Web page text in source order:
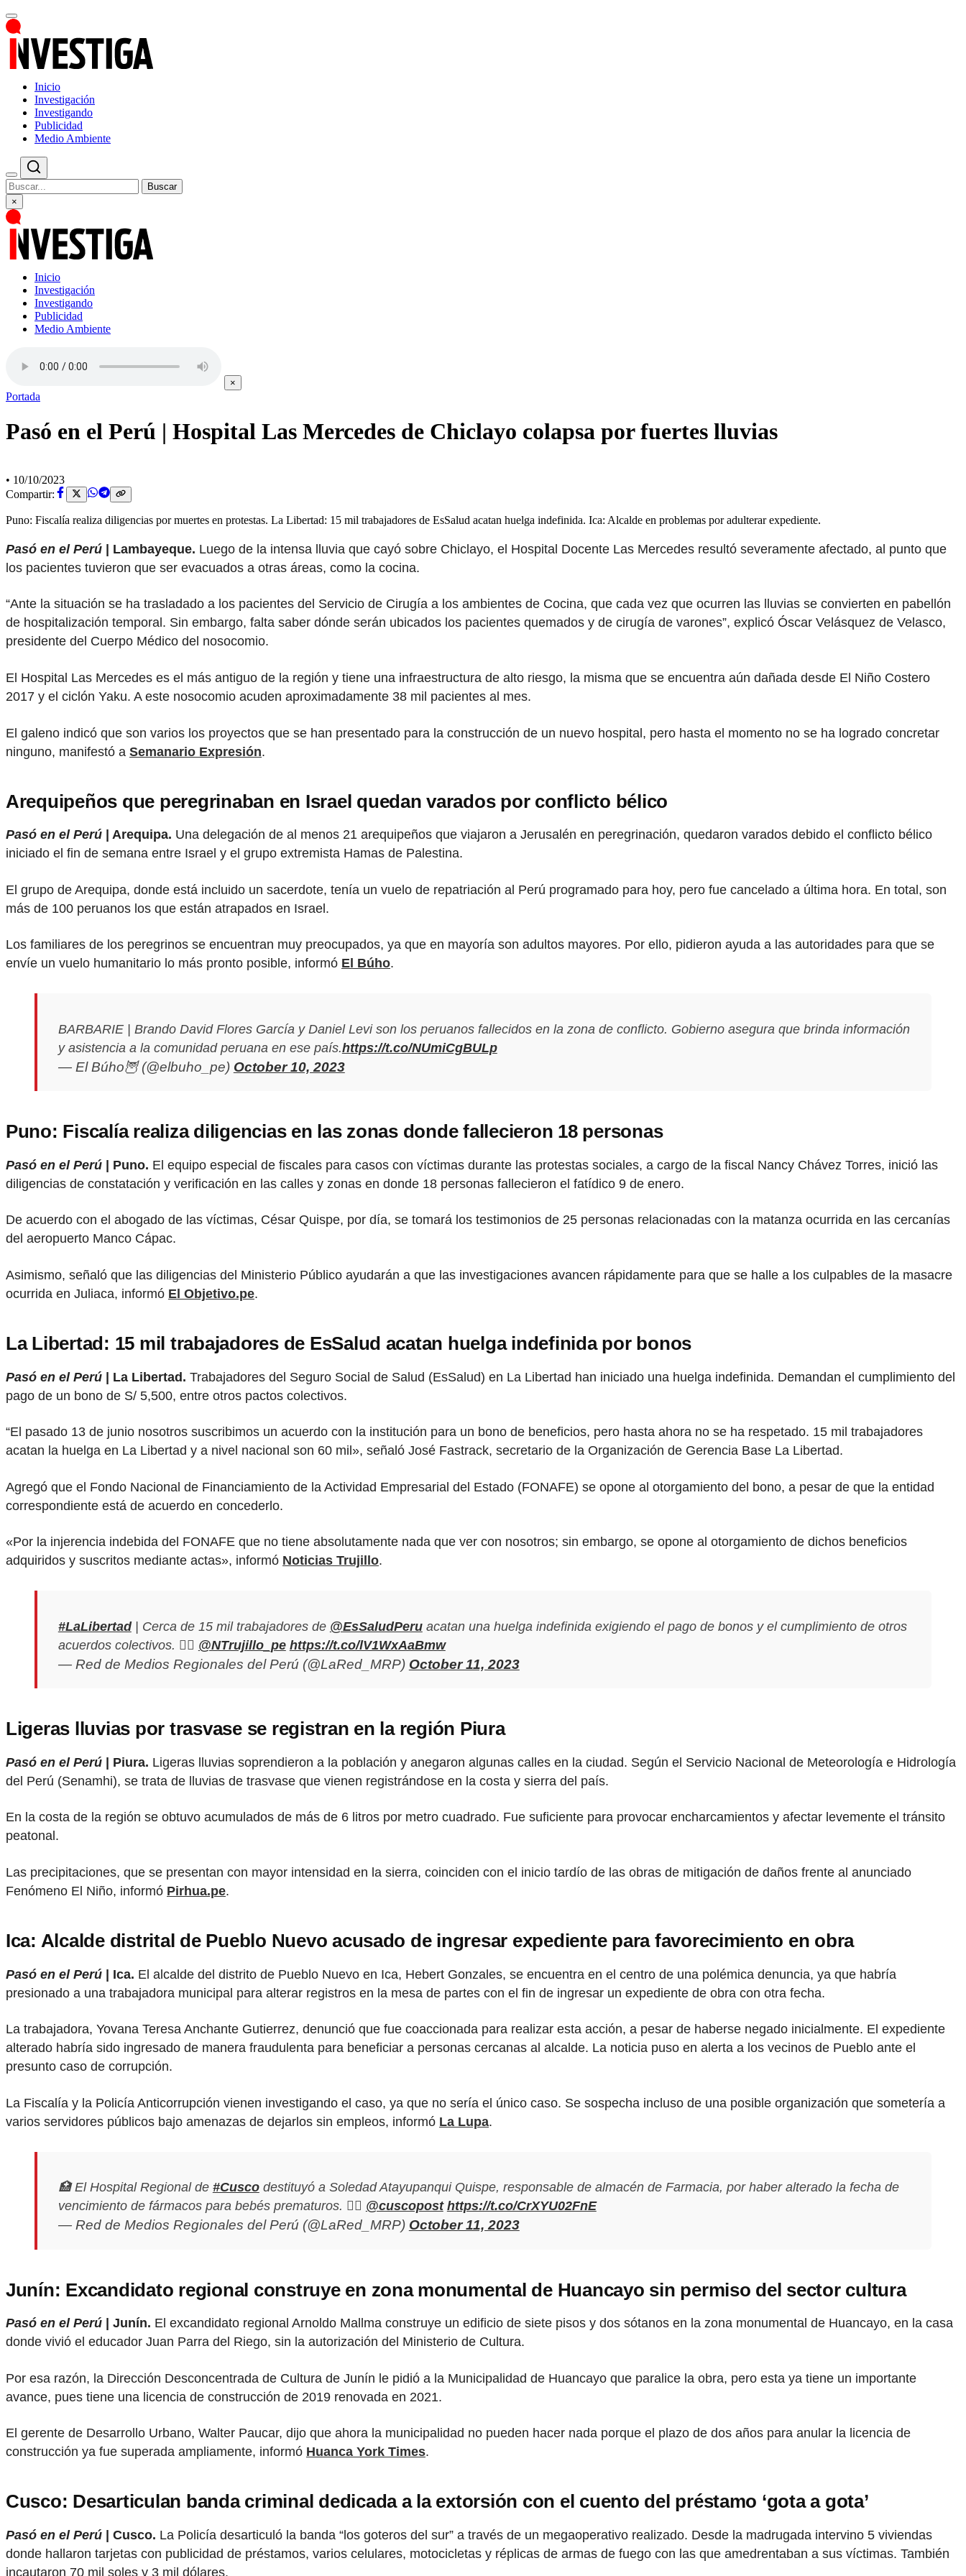
Inicio
Investigación
Investigando
Publicidad
Medio Ambiente
Buscar
×
Inicio
Investigación
Investigando
Publicidad
Medio Ambiente
×
Portada
Pasó en el Perú | Hospital Las Mercedes de Chiclayo colapsa por fuertes lluvias
• 10/10/2023
Compartir:
Puno: Fiscalía realiza diligencias por muertes en protestas. La Libertad: 15 mil trabajadores de EsSalud acatan huelga indefinida. Ica: Alcalde en problemas por adulterar expediente.
Pasó en el Perú | Lambayeque. Luego de la intensa lluvia que cayó sobre Chiclayo, el Hospital Docente Las Mercedes resultó severamente afectado, al punto que
los pacientes tuvieron que ser evacuados a otras áreas, como la cocina.
“Ante la situación se ha trasladado a los pacientes del Servicio de Cirugía a los ambientes de Cocina, que cada vez que ocurren las lluvias se convierten en pabellón
de hospitalización temporal. Sin embargo, falta saber dónde serán ubicados los pacientes quemados y de cirugía de varones”, explicó Óscar Velásquez de Velasco,
presidente del Cuerpo Médico del nosocomio.
El Hospital Las Mercedes es el más antiguo de la región y tiene una infraestructura de alto riesgo, la misma que se encuentra aún dañada desde El Niño Costero
2017 y el ciclón Yaku. A este nosocomio acuden aproximadamente 38 mil pacientes al mes.
El galeno indicó que son varios los proyectos que se han presentado para la construcción de un nuevo hospital, pero hasta el momento no se ha logrado concretar
ninguno, manifestó a Semanario Expresión.
Arequipeños que peregrinaban en Israel quedan varados por conflicto bélico
Pasó en el Perú | Arequipa. Una delegación de al menos 21 arequipeños que viajaron a Jerusalén en peregrinación, quedaron varados debido el conflicto bélico
iniciado el fin de semana entre Israel y el grupo extremista Hamas de Palestina.
El grupo de Arequipa, donde está incluido un sacerdote, tenía un vuelo de repatriación al Perú programado para hoy, pero fue cancelado a última hora. En total, son
más de 100 peruanos los que están atrapados en Israel.
Los familiares de los peregrinos se encuentran muy preocupados, ya que en mayoría son adultos mayores. Por ello, pidieron ayuda a las autoridades para que se
envíe un vuelo humanitario lo más pronto posible, informó El Búho.
BARBARIE | Brando David Flores García y Daniel Levi son los peruanos fallecidos en la zona de conflicto. Gobierno asegura que brinda información
y asistencia a la comunidad peruana en ese país.https://t.co/NUmiCgBULp
— El Búho🦉 (@elbuho_pe) October 10, 2023
Puno: Fiscalía realiza diligencias en las zonas donde fallecieron 18 personas
Pasó en el Perú | Puno. El equipo especial de fiscales para casos con víctimas durante las protestas sociales, a cargo de la fiscal Nancy Chávez Torres, inició las
diligencias de constatación y verificación en las calles y zonas en donde 18 personas fallecieron el fatídico 9 de enero.
De acuerdo con el abogado de las víctimas, César Quispe, por día, se tomará los testimonios de 25 personas relacionadas con la matanza ocurrida en las cercanías
del aeropuerto Manco Cápac.
Asimismo, señaló que las diligencias del Ministerio Público ayudarán a que las investigaciones avancen rápidamente para que se halle a los culpables de la masacre
ocurrida en Juliaca, informó El Objetivo.pe.
La Libertad: 15 mil trabajadores de EsSalud acatan huelga indefinida por bonos
Pasó en el Perú | La Libertad. Trabajadores del Seguro Social de Salud (EsSalud) en La Libertad han iniciado una huelga indefinida. Demandan el cumplimiento del
pago de un bono de S/ 5,500, entre otros pactos colectivos.
“El pasado 13 de junio nosotros suscribimos un acuerdo con la institución para un bono de beneficios, pero hasta ahora no se ha respetado. 15 mil trabajadores
acatan la huelga en La Libertad y a nivel nacional son 60 mil», señaló José Fastrack, secretario de la Organización de Gerencia Base La Libertad.
Agregó que el Fondo Nacional de Financiamiento de la Actividad Empresarial del Estado (FONAFE) se opone al otorgamiento del bono, a pesar de que la entidad
correspondiente está de acuerdo en concederlo.
«Por la injerencia indebida del FONAFE que no tiene absolutamente nada que ver con nosotros; sin embargo, se opone al otorgamiento de dichos beneficios
adquiridos y suscritos mediante actas», informó Noticias Trujillo.
#LaLibertad| Cerca de 15 mil trabajadores de @EsSaludPeruacatan una huelga indefinida exigiendo el pago de bonos y el cumplimiento de otros
acuerdos colectivos. ✍🏼 @NTrujillo_pe https://t.co/lV1WxAaBmw
— Red de Medios Regionales del Perú (@LaRed_MRP) October 11, 2023
Ligeras lluvias por trasvase se registran en la región Piura
Pasó en el Perú | Piura. Ligeras lluvias soprendieron a la población y anegaron algunas calles en la ciudad. Según el Servicio Nacional de Meteorología e Hidrología
del Perú (Senamhi), se trata de lluvias de trasvase que vienen registrándose en la costa y sierra del país.
En la costa de la región se obtuvo acumulados de más de 6 litros por metro cuadrado. Fue suficiente para provocar encharcamientos y afectar levemente el tránsito
peatonal.
Las precipitaciones, que se presentan con mayor intensidad en la sierra, coinciden con el inicio tardío de las obras de mitigación de daños frente al anunciado
Fenómeno El Niño, informó Pirhua.pe.
Ica: Alcalde distrital de Pueblo Nuevo acusado de ingresar expediente para favorecimiento en obra
Pasó en el Perú | Ica. El alcalde del distrito de Pueblo Nuevo en Ica, Hebert Gonzales, se encuentra en el centro de una polémica denuncia, ya que habría
presionado a una trabajadora municipal para alterar registros en la mesa de partes con el fin de ingresar un expediente de obra con otra fecha.
La trabajadora, Yovana Teresa Anchante Gutierrez, denunció que fue coaccionada para realizar esta acción, a pesar de haberse negado inicialmente. El expediente
alterado habría sido ingresado de manera fraudulenta para beneficiar a personas cercanas al alcalde. La noticia puso en alerta a los vecinos de Pueblo ante el
presunto caso de corrupción.
La Fiscalía y la Policía Anticorrupción vienen investigando el caso, ya que no sería el único caso. Se sospecha incluso de una posible organización que sometería a
varios servidores públicos bajo amenazas de dejarlos sin empleos, informó La Lupa.
🏥 El Hospital Regional de #Cuscodestituyó a Soledad Atayupanqui Quispe, responsable de almacén de Farmacia, por haber alterado la fecha de
vencimiento de fármacos para bebés prematuros. ✍🏼 @cuscopost https://t.co/CrXYU02FnE
— Red de Medios Regionales del Perú (@LaRed_MRP) October 11, 2023
Junín: Excandidato regional construye en zona monumental de Huancayo sin permiso del sector cultura
Pasó en el Perú | Junín. El excandidato regional Arnoldo Mallma construye un edificio de siete pisos y dos sótanos en la zona monumental de Huancayo, en la casa
donde vivió el educador Juan Parra del Riego, sin la autorización del Ministerio de Cultura.
Por esa razón, la Dirección Desconcentrada de Cultura de Junín le pidió a la Municipalidad de Huancayo que paralice la obra, pero esta ya tiene un importante
avance, pues tiene una licencia de construcción de 2019 renovada en 2021.
El gerente de Desarrollo Urbano, Walter Paucar, dijo que ahora la municipalidad no pueden hacer nada porque el plazo de dos años para anular la licencia de
construcción ya fue superada ampliamente, informó Huanca York Times.
Cusco: Desarticulan banda criminal dedicada a la extorsión con el cuento del préstamo ‘gota a gota’
Pasó en el Perú | Cusco. La Policía desarticuló la banda “los goteros del sur” a través de un megaoperativo realizado. Desde la madrugada intervino 5 viviendas
donde hallaron tarjetas con publicidad de préstamos, varios celulares, motocicletas y réplicas de armas de fuego con las que amedrentaban a sus víctimas. También
incautaron 70 mil soles y 3 mil dólares.